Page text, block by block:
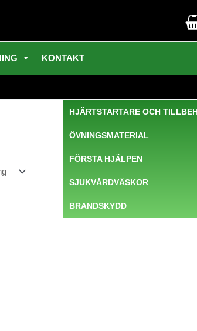
KONTAKT
HJÄRTSTARTARE OCH
ÖVNINGSMATERIAL
FÖRSTA HJÄLPEN
SJUKVÅRDVÄSKOR
BRANDSKYDD